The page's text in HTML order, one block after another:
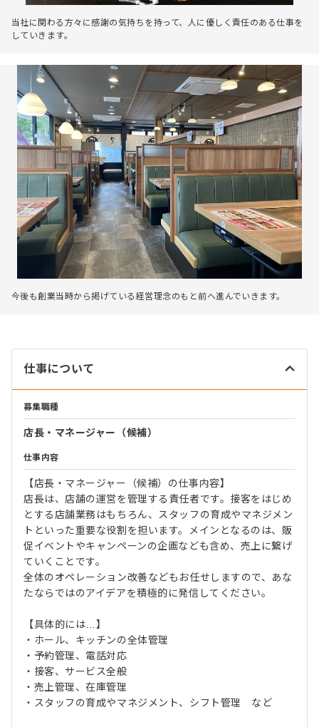
当社に関わる方々に感謝の気持ちを持って、人に優しく責任のある仕事を
していきます。
今後も創業当時から掲げている経営理念のもと前へ進んでいきます。
仕事について
募集職種
店長・マネージャー（候補）
仕事内容
【店長・マネージャー（候補）の仕事内容】
店長は、店舗の運営を管理する責任者です。接客をはじめ
とする店舗業務はもちろん、スタッフの育成やマネジメン
トといった重要な役割を担います。メインとなるのは、販
促イベントやキャンペーンの企画なども含め、売上に繋げ
ていくことです。
全体のオペレーション改善などもお任せしますので、あな
たならではのアイデアを積極的に発信してください。
【具体的には…】
・ホール、キッチンの全体管理
・予約管理、電話対応
・接客、サービス全般
・売上管理、在庫管理
・スタッフの育成やマネジメント、シフト管理 など